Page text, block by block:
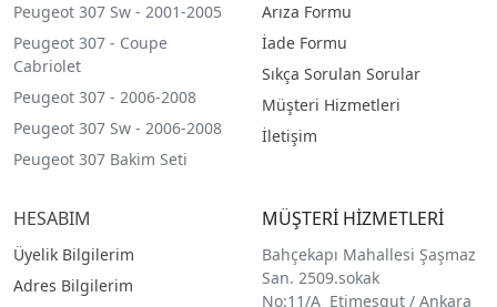
Peugeot 307 Sw - 2001-2005
Peugeot 307 - Coupe
Cabriolet
Peugeot 307 - 2006-2008
Peugeot 307 Sw - 2006-2008
Peugeot 307 Bakim Seti
Arıza Formu
İade Formu
Sıkça Sorulan Sorular
Müşteri Hizmetleri
İletişim
HESABIM
Üyelik Bilgilerim
Adres Bilgilerim
MÜŞTERİ HİZMETLERİ
Bahçekapı Mahallesi Şaşmaz
San. 2509.sokak
No:11/A Etimesgut / Ankara